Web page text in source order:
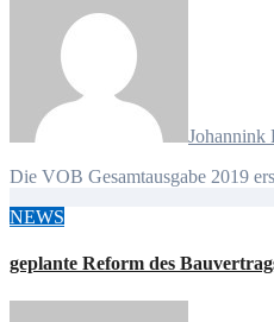
Johannink
Die VOB Gesamtausgabe 2019
NEWS
geplante Reform des